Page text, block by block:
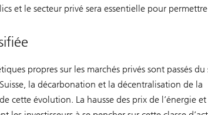
et le secteur privé sera essentielle pour
propres sur les marchés privés sont passés
la décarbonation et la décentralisation de la
cette évolution. La hausse des prix de l’énergie et